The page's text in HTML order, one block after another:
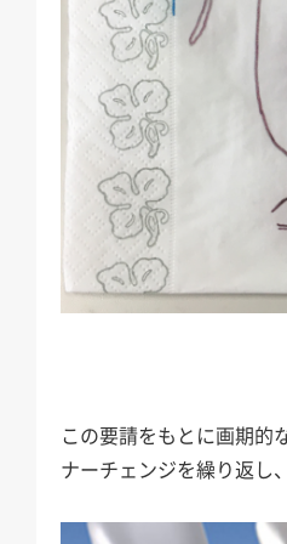
この要請をもとに画期的
ナーチェンジを繰り返し